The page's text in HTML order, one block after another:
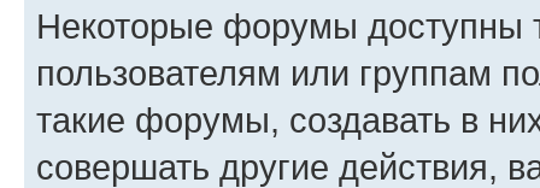
Некоторые форумы доступны
пользователям или группам
такие форумы, создавать в
совершать другие действия,